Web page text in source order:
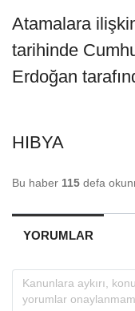
Atamalara
tarihinde
Erdoğan
HIBYA
Bu haber 115 defa
YORUMLAR